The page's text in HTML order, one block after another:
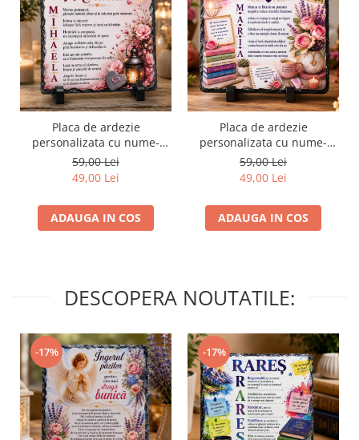
Placa de ardezie
personalizata cu nume-
Mihaela
59,00 Lei
49,00 Lei
ADAUGA IN COS
Placa de ardezie
personalizata cu nume-
Maria
59,00 Lei
49,00 Lei
ADAUGA IN COS
DESCOPERA NOUTATILE:
-17% -17%